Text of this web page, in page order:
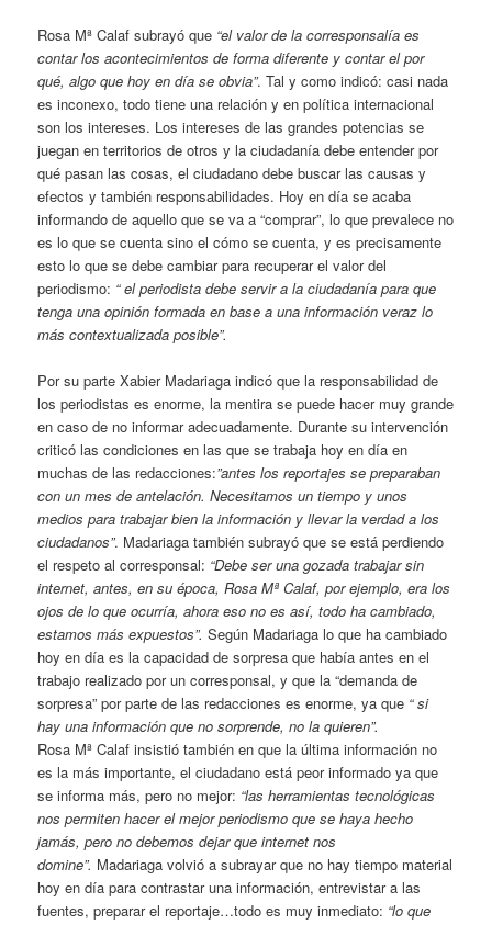
Rosa Mª Calaf subrayó que “el valor de la corresponsalía es
contar los acontecimientos de forma diferente y contar el por
qué, algo que hoy en día se obvia”. Tal y como indicó: casi nada
es inconexo, todo tiene una relación y en política internacional
son los intereses. Los intereses de las grandes potencias se
juegan en territorios de otros y la ciudadanía debe entender por
qué pasan las cosas, el ciudadano debe buscar las causas y
efectos y también responsabilidades. Hoy en día se acaba
informando de aquello que se va a “comprar”, lo que prevalece no
es lo que se cuenta sino el cómo se cuenta, y es precisamente
esto lo que se debe cambiar para recuperar el valor del
periodismo: “ el periodista debe servir a la ciudadanía para que
tenga una opinión formada en base a una información veraz lo
más contextualizada posible”.
Por su parte Xabier Madariaga indicó que la responsabilidad de
los periodistas es enorme, la mentira se puede hacer muy grande
en caso de no informar adecuadamente. Durante su intervención
criticó las condiciones en las que se trabaja hoy en día en
muchas de las redacciones:”antes los reportajes se preparaban
con un mes de antelación. Necesitamos un tiempo y unos
medios para trabajar bien la información y llevar la verdad a los
ciudadanos”. Madariaga también subrayó que se está perdiendo
el respeto al corresponsal: “Debe ser una gozada trabajar sin
internet, antes, en su época, Rosa Mª Calaf, por ejemplo, era los
ojos de lo que ocurría, ahora eso no es así, todo ha cambiado,
estamos más expuestos”.Según Madariaga lo que ha cambiado
hoy en día es la capacidad de sorpresa que había antes en el
trabajo realizado por un corresponsal, y que la “demanda de
sorpresa” por parte de las redacciones es enorme, ya que “ si
hay una información que no sorprende, no la quieren”.
Rosa Mª Calaf insistió también en que la última información no
es la más importante, el ciudadano está peor informado ya que
se informa más, pero no mejor: “las herramientas tecnológicas
nos permiten hacer el mejor periodismo que se haya hecho
jamás, pero no debemos dejar que internet nos
domine”. Madariaga volvió a subrayar que no hay tiempo material
hoy en día para contrastar una información, entrevistar a las
fuentes, preparar el reportaje…todo es muy inmediato: “lo que